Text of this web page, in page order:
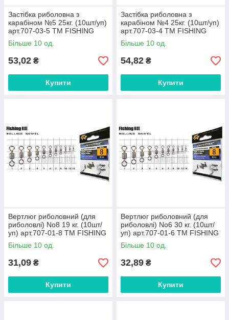
Застібка риболовна з
карабіном №5 25кг. (10шт/уп)
арт.707-03-5 ТМ FISHING
ROI FG
Більше 10 од.
53,02 ₴
Купити
Застібка риболовна з
карабіном №4 25кг. (10шт/уп)
арт.707-03-4 ТМ FISHING
ROI FG
Більше 10 од.
54,82 ₴
Купити
Вертлюг риболовний (для
риболовлі) No8 19 кг. (10шт/
уп) арт.707-01-8 ТМ FISHING
ROI FG
Більше 10 од.
31,09 ₴
Купити
Вертлюг риболовний (для
риболовлі) No6 30 кг. (10шт/
уп) арт.707-01-6 ТМ FISHING
ROI FG
Більше 10 од.
32,89 ₴
Купити